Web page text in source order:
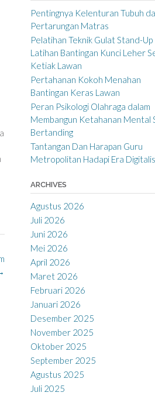
Pentingnya Kelenturan Tubuh
Pertarungan Matras
Pelatihan Teknik Gulat Stand-Up
Latihan Bantingan Kunci Leher
Ketiak Lawan
Pertahanan Kokoh Menahan
Bantingan Keras Lawan
Peran Psikologi Olahraga dalam
Membangun Ketahanan Mental
Bertanding
Tantangan Dan Harapan Guru
Metropolitan Hadapi Era
ARCHIVES
Agustus 2026
Juli 2026
Juni 2026
Mei 2026
April 2026
Maret 2026
Februari 2026
Januari 2026
Desember 2025
November 2025
Oktober 2025
September 2025
Agustus 2025
Juli 2025